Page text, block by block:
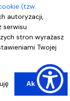
(tzw.
autoryzacji,
serwisu
stron wyrażasz
Twojej
Akceptuj